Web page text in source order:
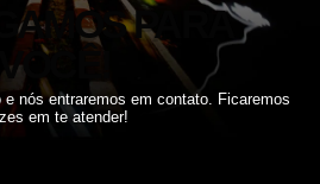
PARA
VOCÊ!
e nós entraremos em contato. Ficaremos
em te atender!